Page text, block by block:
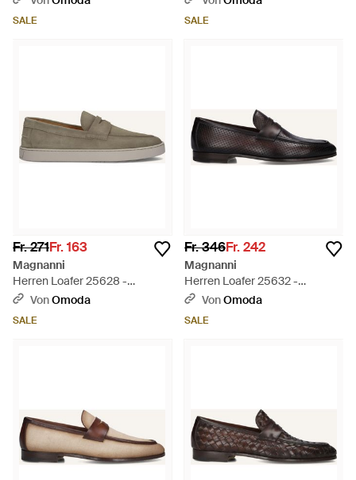
SALE SALE
Fr. 271Fr. 163
Magnanni
Herren Loafer 25628 -
Schwarz
VonOmoda
SALE
Fr. 346Fr. 242
Magnanni
Herren Loafer 25632 -
Schwarz
VonOmoda
SALE